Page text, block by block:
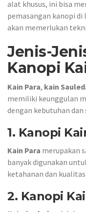
alat khusus, ini bisa
pemasangan kanopi
akan memerlukan
Jenis-
Kanopi
Kain Para, kain
memiliki keunggulan
dengan kebutuhan dan
1. Kanopi
Kain Para merupakan
banyak digunakan
ketahanan dan
2. Kanopi